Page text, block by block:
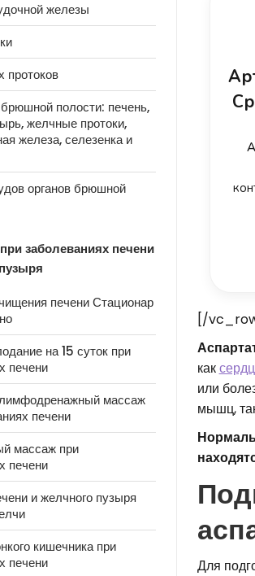
[/
как
или
мышц,
Для
железы
полости: печень,
желчные протоки,
железа, селезенка и
органов брюшной
заболеваниях печени
печени Стационар
на 15 суток при
печени
массаж
печени
массаж при
печени
и желчного пузыря
кишечника при
печени